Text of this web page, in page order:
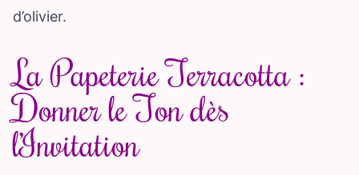
d’olivier.
La Papeterie Terracotta :
Donner le Ton dès
l’Invitation